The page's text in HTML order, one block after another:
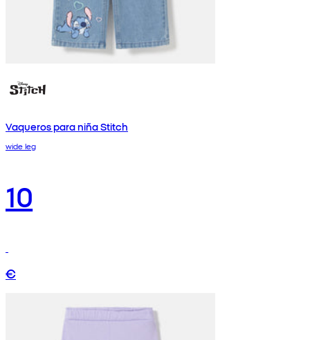
Vaqueros para niña Stitch
wide leg
10
€